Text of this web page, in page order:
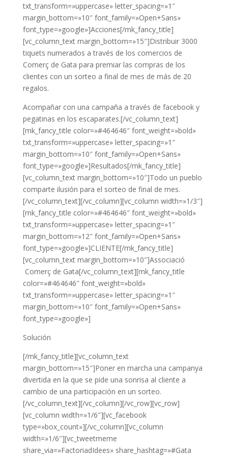
txt_transform=»uppercase» letter_spacing=»1″
margin_bottom=»10″ font_family=»Open+Sans»
font_type=»google»]Acciones[/mk_fancy_title]
[vc_column_text margin_bottom=»15″]Distribuir 3000
tiquets numerados a través de los comercios de
Comerç de Gata para premiar las compras de los
clientes con un sorteo a final de mes de más de 20
regalos.
Acompañar con una campaña a través de facebook y
pegatinas en los escaparates.[/vc_column_text]
[mk_fancy_title color=»#464646″ font_weight=»bold»
txt_transform=»uppercase» letter_spacing=»1″
margin_bottom=»10″ font_family=»Open+Sans»
font_type=»google»]Resultados[/mk_fancy_title]
[vc_column_text margin_bottom=»10″]Todo un pueblo
comparte ilusión para el sorteo de final de mes.
[/vc_column_text][/vc_column][vc_column width=»1/3″]
[mk_fancy_title color=»#464646″ font_weight=»bold»
txt_transform=»uppercase» letter_spacing=»1″
margin_bottom=»12″ font_family=»Open+Sans»
font_type=»google»]CLIENTE[/mk_fancy_title]
[vc_column_text margin_bottom=»10″]Associació
Comerç de Gata[/vc_column_text][mk_fancy_title
color=»#464646″ font_weight=»bold»
txt_transform=»uppercase» letter_spacing=»1″
margin_bottom=»10″ font_family=»Open+Sans»
font_type=»google»]
Solución
[/mk_fancy_title][vc_column_text
margin_bottom=»15″]Poner en marcha una campanya
divertida en la que se pide una sonrisa al cliente a
cambio de una participación en un sorteo.
[/vc_column_text][/vc_column][/vc_row][vc_row]
[vc_column width=»1/6″][vc_facebook
type=»box_count»][/vc_column][vc_column
width=»1/6″][vc_tweetmeme
share_via=»FactoriadIdees» share_hashtag=»#Gata